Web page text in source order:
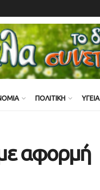
ΠΟΛΙΤΙΚΗ ΥΓΕΙΑ
αφορμή